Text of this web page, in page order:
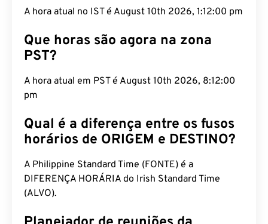
A hora atual no IST é August 10th 2026, 1:12:01 pm
Que horas são agora na zona
PST?
A hora atual em PST é August 10th 2026, 8:12:01
pm
Qual é a diferença entre os fusos
horários de ORIGEM e DESTINO?
A Philippine Standard Time (FONTE) é a
DIFERENÇA HORÁRIA do Irish Standard Time
(ALVO).